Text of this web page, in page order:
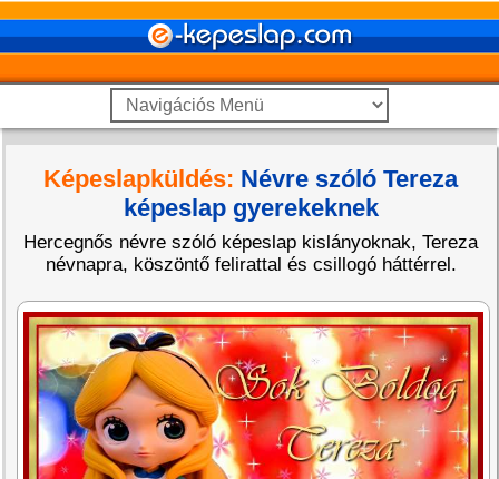
Képeslapküldés: Névre szóló Tereza
képeslap gyerekeknek
Hercegnős névre szóló képeslap kislányoknak, Tereza
névnapra, köszöntő felirattal és csillogó háttérrel.